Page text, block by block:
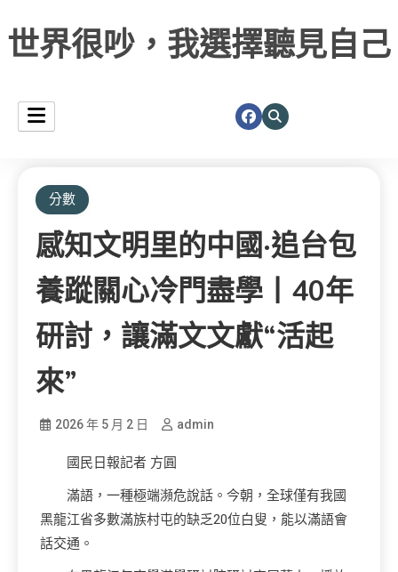
世界很吵，我選擇聽見自己
分數
感知文明里的中國·追台包
養蹤關心冷門盡學丨40年
研討，讓滿文文獻“活起
來”
2026 年 5 月 2 日 admin
國民日報記者 方圓
滿語，一種極端瀕危說話。今朝，全球僅有我國
黑龍江省多數滿族村屯的缺乏20位白叟，能以滿語會
話交通。